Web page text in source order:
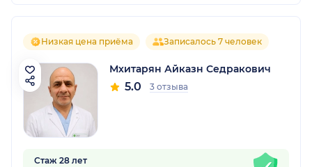
Низкая цена приёма Записалось 7 человек
Мхитарян Айказн Седракович
5.0 3 отзыва
Стаж 28 лет